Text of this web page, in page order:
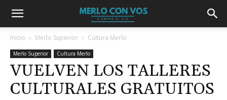
Inicio Merlo Superior Cultura Merlo
Merlo Superior Cultura Merlo
VUELVEN LOS TALLERES
CULTURALES GRATUITOS